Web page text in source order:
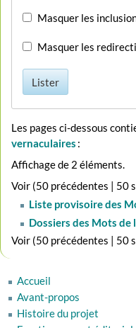
Masquer les
Masquer les
Lister
Les pages ci-dessous
vernaculaires :
Affichage de 2 éléments.
Voir (50 précédentes | 50
Liste provisoire des
Dossiers des Mots de
Voir (50 précédentes | 50
Accueil
Avant-propos
Histoire du projet